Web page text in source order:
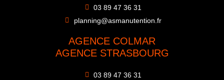
03 89 47 36 31
planning@asmanutention.fr
AGENCE COLMAR
AGENCE STRASBOURG
03 89 47 36 31